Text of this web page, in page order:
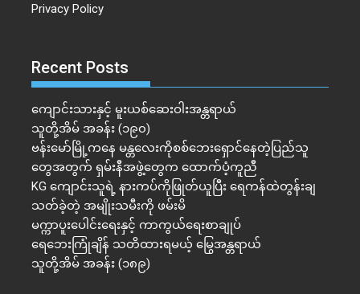
Privacy Policy
Recent Posts
ကျောင်းသားနှင့် မူးယစ်ဆေးဝါးအန္တရာယ်
သူတို့အိမ် အခန်း (၁၉၀)
ဗန်းမော်မြို့ကနေ မန္တလေးကိုစစ်ဘေးရှောင်နေတဲ့ပြည်သူ
တွေအတွက် ရှမ်းနီအဖွဲ့တွေက ထောက်ပံ့ကူညီ
KG ကျောင်းသူရဲ့ နားကပ်ကိုဖြုတ်ယူပြီး ရေကန်ထဲတွန်းချ
သတ်ခဲ့တဲ့ အမျိုးသမီးကို ဖမ်းမိ
မက္ကာပူးပေါင်းရေးနှင့် ကာကွယ်ရေးစာချုပ်
ရေဘေးကြုံချိန် သတိထားရမယ့် မြွေအန္တရာယ်
သူတို့အိမ် အခန်း (၁၈၉)